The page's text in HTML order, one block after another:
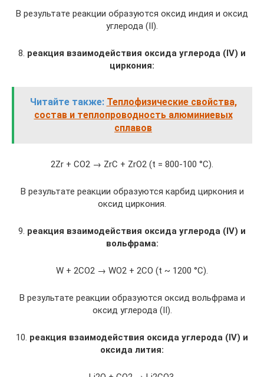
В результате реакции образуются оксид индия и оксид
углерода (II).
8. реакция взаимодействия оксида углерода (IV) и
циркония:
Читайте также: Теплофизические свойства,
состав и теплопроводность алюминиевых
сплавов
2Zr + CO2 → ZrC + ZrO2 (t = 800-100 °C).
В результате реакции образуются карбид циркония и
оксид циркония.
9. реакция взаимодействия оксида углерода (IV) и
вольфрама:
W + 2CO2 → WO2 + 2CO (t ~ 1200 °C).
В результате реакции образуются оксид вольфрама и
оксид углерода (II).
10. реакция взаимодействия оксида углерода (IV) и
оксида лития: